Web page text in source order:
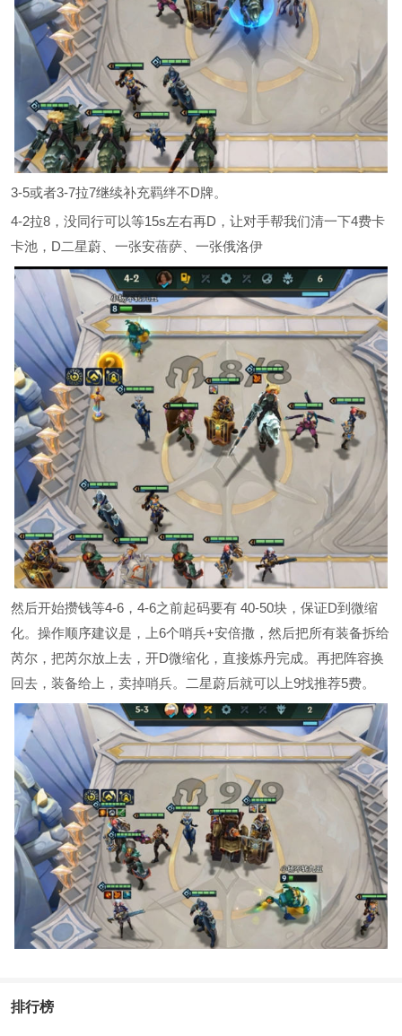
3-5或者3-7拉7继续补充羁绊不D牌。
4-2拉8，没同行可以等15s左右再D，让对手帮我们清一下4费卡
卡池，D二星蔚、一张安蓓萨、一张俄洛伊
然后开始攒钱等4-6，4-6之前起码要有 40-50块，保证D到微缩
化。操作顺序建议是，上6个哨兵+安倍撒，然后把所有装备拆给
芮尔，把芮尔放上去，开D微缩化，直接炼丹完成。再把阵容换
回去，装备给上，卖掉哨兵。二星蔚后就可以上9找推荐5费。
排行榜